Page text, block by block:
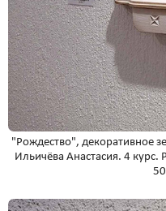
"Рождество", декоративное
Ильичёва Анастасия. 4 курс.